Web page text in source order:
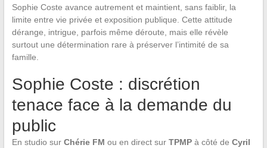
Sophie Coste avance autrement et maintient, sans faiblir, la
limite entre vie privée et exposition publique. Cette attitude
dérange, intrigue, parfois même déroute, mais elle révèle
surtout une détermination rare à préserver l’intimité de sa
famille.
Sophie Coste : discrétion
tenace face à la demande du
public
En studio sur Chérie FM ou en direct sur TPMPà côté de Cyril